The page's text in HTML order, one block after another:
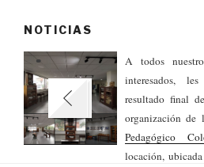
NOTICIAS
A todos
interesados,
resultado final
organización de
Pedagógico
locación,